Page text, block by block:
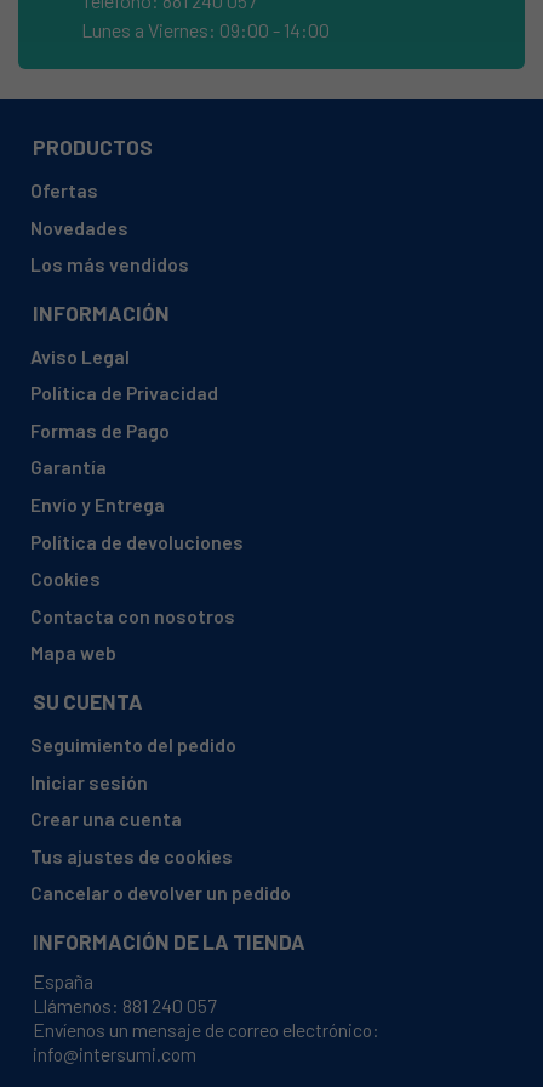
AYA, AYA1247DB4-BNE
BOMANN, GSP 7401 (774011 WQP125201B)
BRANDT, DFP127ADS (DFP127ADS02)
BRANDT, DFP129DW
BRANDT, DFP129DW (DFP129DW02)
BRANDT, DFP3127DW
BRANDT, DWF128DW
BRANDT, DWF128DW (DWF128DW02)
BRANDT, DWF128DW (DWF128DW1)
BRANDT, DWJ127DS (DWJ127DS01)
BRANDT, LVC128W
BRANDT, DFP129DW-02
BRANDT, LVC128W (WQP125209C LVC128W1)
Lunes a Viernes: 09:00 - 14:00
PRODUCTOS
Ofertas
Novedades
Los más vendidos
INFORMACIÓN
Aviso Legal
Política de Privacidad
Formas de Pago
Garantía
Envío y Entrega
Política de devoluciones
Cookies
Contacta con nosotros
Mapa web
SU CUENTA
Seguimiento del pedido
Iniciar sesión
Crear una cuenta
Tus ajustes de cookies
Cancelar o devolver un pedido
INFORMACIÓN DE LA TIENDA
España
Llámenos: 881 240 057
Envíenos un mensaje de correo electrónico:
info@intersumi.com